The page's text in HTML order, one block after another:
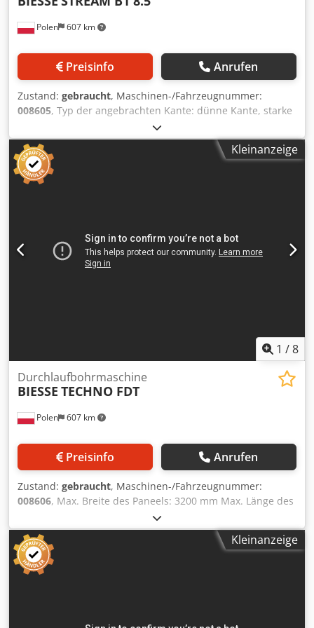
Leimbehälter • Im Lieferumfang enthaltene
Leimfugenabstreifer • Im Lieferumfang enthaltene
Ausrüstung / Einheiten: Polier- und Schleifeinheiten • Im
Sprüheinheiten für Antihaftmittel vorne und hinten •
Zustand: Sehr guter Zustand, bis zum Verkauf im täglichen
Produktionsbetrieb eingesetzt (laut Angaben des
Verkäufers) Chodpfx Ajzrf R Necgoa •
Betriebsstundenzähler: 526.175 verarbeitete Platten •
Betriebsstundenzähler: 351.289 verarbeitete Laufmeter
Polen 607 km
Preisinfo Anrufen
Zustand: gebraucht, Maschinen-/Fahrzeugnummer:
008605, Typ der angebrachten Kante: dünne Kante, starke
Kante Klebesystem: EVA Fügefräsen: ja
Multifunktionsaggregat: ja Chsdpezqz Riefx Acgja
Oberfräsaggregat: ja Max. Vortriebsgeschwindigkeit: 40
m/min Maximale Plattendicke: 60 mm Arbeitsaggregate: 9
nr
Kleinanzeige
1 /8
Polen 607 km
Durchlaufbohrmaschine
BIESSE TECHNO FDT
Preisinfo Anrufen
Zustand: gebraucht, Maschinen-/Fahrzeugnummer:
008606, Max. Breite des Paneels: 3200 mm Max. Länge des
Paneels: 1000 mm Anzahl Aggregate: 5 Chedpfxszqz Rcs
Acgoa Anzahl Aggregate: 2 Positionierung über NC
Steuerung: ja Seitliche horizontale Gruppen: jaKleinanzeige